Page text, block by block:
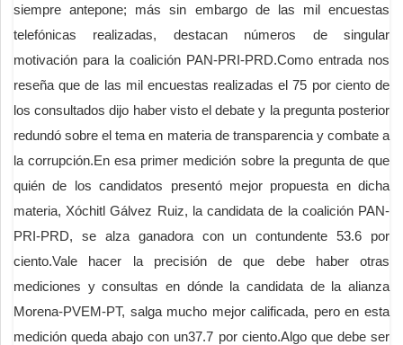
siempre antepone; más sin embargo de las mil encuestas
telefónicas realizadas, destacan números de singular
motivación para la coalición PAN-PRI-PRD.Como entrada nos
reseña que de las mil encuestas realizadas el 75 por ciento de
los consultados dijo haber visto el debate y la pregunta posterior
redundó sobre el tema en materia de transparencia y combate a
la corrupción.En esa primer medición sobre la pregunta de que
quién de los candidatos presentó mejor propuesta en dicha
materia, Xóchitl Gálvez Ruiz, la candidata de la coalición PAN-
PRI-PRD, se alza ganadora con un contundente 53.6 por
ciento.Vale hacer la precisión de que debe haber otras
mediciones y consultas en dónde la candidata de la alianza
Morena-PVEM-PT, salga mucho mejor calificada, pero en esta
medición queda abajo con un37.7 por ciento.Algo que debe ser